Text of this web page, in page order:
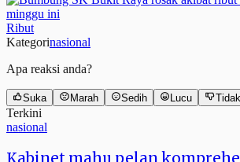
Ribut
Kategorinasional
Apa reaksi anda?
Suka Marah Sedih Lucu
Terkini
nasional